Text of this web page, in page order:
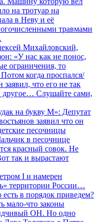
на тротуар на
в Неву и её
травмами
Михайловский,
«У нас как не понос,
ограничения, то
когда проспался/
заявил, что его не так
другое… Слушайте сами,
на букву М»: Депутат
заявил что он
песочницы
в песочнице
красный совок. Не
так и вырастают
I и намерен
территории России…
в порядок приведем?
мало-что законы
ОН. Но одно